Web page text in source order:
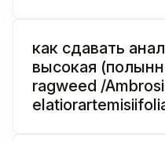
как сдавать
высокая
ragweed /